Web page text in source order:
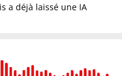
a déjà laissé une IA